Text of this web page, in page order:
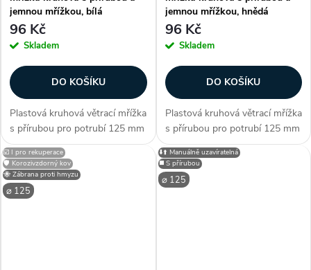
jemnou mřížkou, bílá
96 Kč
Skladem
DO KOŠÍKU
Plastová kruhová větrací mřížka
s přírubou pro potrubí 125 mm
a jemnou mřížkou, bílá, je
funkční řešení pro vnitřní i
vnější ventilační systémy. S
jemnou mřížkou proti hmyzu
jemnou mřížkou, hnědá
96 Kč
Skladem
DO KOŠÍKU
Plastová kruhová větrací mřížka
s přírubou pro potrubí 125 mm
a jemnou mřížkou, hnědá, je
funkční řešení pro vnitřní i
vnější ventilační systémy. S
jemnou mřížkou proti hmyzu
⌀ 125
☑️ I pro rekuperace
🛡️ Korozivzdorný kov
🐝 Zábrana proti hmyzu
⌀ 125
⬇️⬆️ Manuálně uzavíratelná
◼️ S přírubou